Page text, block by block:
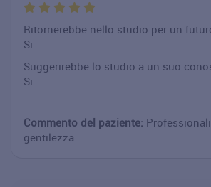
Ritornerebbe nello studio per un
Si
Suggerirebbe lo studio a un suo
Si
Commento del paziente:
gentilezza